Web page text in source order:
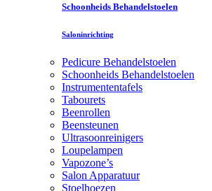
Schoonheids Behandelstoelen
Saloninrichting
Pedicure Behandelstoelen
Schoonheids Behandelstoelen
Instrumententafels
Tabourets
Beenrollen
Beensteunen
Ultrasoonreinigers
Loupelampen
Vapozone’s
Salon Apparatuur
Stoelhoezen